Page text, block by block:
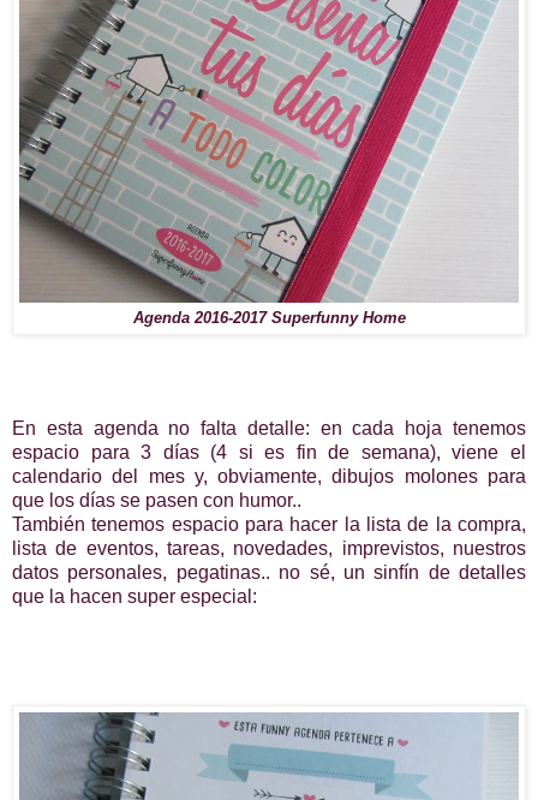
Agenda 2016-2017 Superfunny Home
En esta agenda no falta detalle: en cada hoja tenemos
espacio para 3 días (4 si es fin de semana), viene el
calendario del mes y, obviamente, dibujos molones para
que los días se pasen con humor..
También tenemos espacio para hacer la lista de la compra,
lista de eventos, tareas, novedades, imprevistos, nuestros
datos personales, pegatinas.. no sé, un sinfín de detalles
que la hacen super especial: